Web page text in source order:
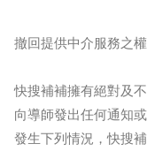
撤回提供中介服務之
快搜補補擁有絕對及
向導師發出任何通知
發生下列情況，快搜